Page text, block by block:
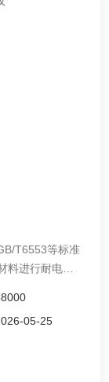
T6553等标准
进行耐电痕
定在严酷环境
级。05-25